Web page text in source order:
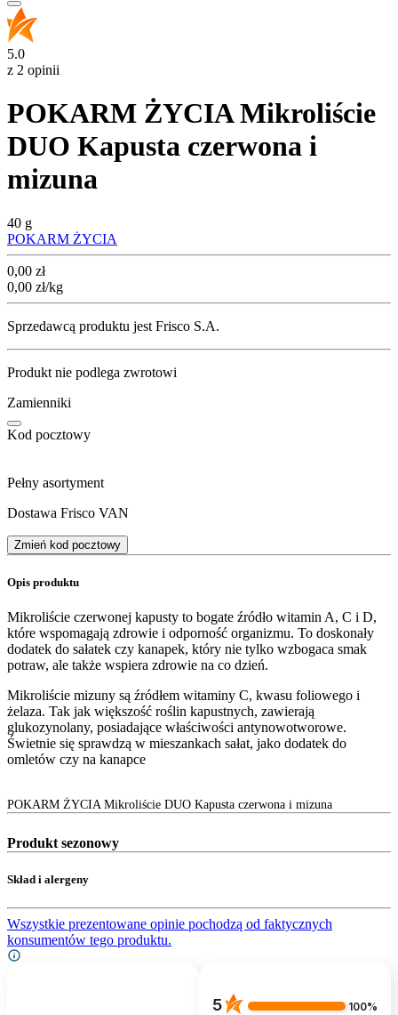
5.0
z 2 opinii
POKARM ŻYCIA Mikroliście
DUO Kapusta czerwona i
mizuna
40 g
POKARM ŻYCIA
Cena
0,00 zł
0,00 zł/kg
Sprzedawcą produktu jest Frisco S.A.
Produkt nie podlega zwrotowi
Zamienniki
Kod pocztowy
Pełny asortyment
Dostawa Frisco VAN
Zmień kod pocztowy
Opis produktu
Mikroliście czerwonej kapusty to bogate źródło witamin A, C i D,
które wspomagają zdrowie i odporność organizmu. To doskonały
dodatek do sałatek czy kanapek, który nie tylko wzbogaca smak
potraw, ale także wspiera zdrowie na co dzień.
Mikroliście mizuny są źródłem witaminy C, kwasu foliowego i
żelaza. Tak jak większość roślin kapustnych, zawierają
glukozynolany, posiadające właściwości antynowotworowe.
Świetnie się sprawdzą w mieszankach sałat, jako dodatek do
omletów czy na kanapce
POKARM ŻYCIA Mikroliście DUO Kapusta czerwona i mizuna
Produkt sezonowy
Skład i alergeny
Wszystkie prezentowane opinie pochodzą od faktycznych
konsumentów tego produktu.
5 100%